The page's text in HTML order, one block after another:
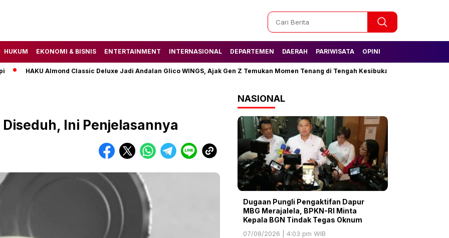
HUKUM EKONOMI & BISNIS ENTERTAINMENT INTERNASIONAL DEPARTEMEN DAERAH PARIWISATA OPINI
HAKU Almond Classic Deluxe Jadi Andalan Glico WINGS, Ajak Gen Z Temukan Momen Tenang di Tengah Kesibukan
Ini Penjelasannya
NASIONAL
Dugaan Pungli Pengaktifan Dapur
MBG Merajalela, BPKN-RI Minta
Kepala BGN Tindak Tegas Oknum
07/08/2026 | 4:03 pm WIB